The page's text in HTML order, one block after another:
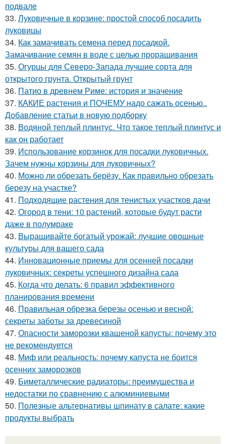
подвале
33. Луковичные в корзине: простой способ посадить
луковицы
34. Как замачивать семена перед посадкой.
Замачивание семян в воде с целью проращивания
35. Огурцы для Северо-Запада лучшие сорта для
открытого грунта. Открытый грунт
36. Патио в древнем Риме: история и значение
37. КАКИЕ растения и ПОЧЕМУ надо сажать осенью..
Добавление статьи в новую подборку
38. Водяной теплый плинтус. Что такое теплый плинтус и
как он работает
39. Использование корзинок для посадки луковичных.
Зачем нужны корзины для луковичных?
40. Можно ли обрезать берёзу. Как правильно обрезать
березу на участке?
41. Подходящие растения для тенистых участков дачи
42. Огород в тени: 10 растений, которые будут расти
даже в полумраке
43. Выращивайте богатый урожай: лучшие овощные
культуры для вашего сада
44. Инновационные приемы для осенней посадки
луковичных: секреты успешного дизайна сада
45. Когда что делать: 6 правил эффективного
планирования времени
46. Правильная обрезка березы осенью и весной:
секреты заботы за древесиной
47. Опасности заморозки квашеной капусты: почему это
не рекомендуется
48. Миф или реальность: почему капуста не боится
осенних заморозков
49. Биметаллические радиаторы: преимущества и
недостатки по сравнению с алюминиевыми
50. Полезные альтернативы шпинату в салате: какие
продукты выбрать